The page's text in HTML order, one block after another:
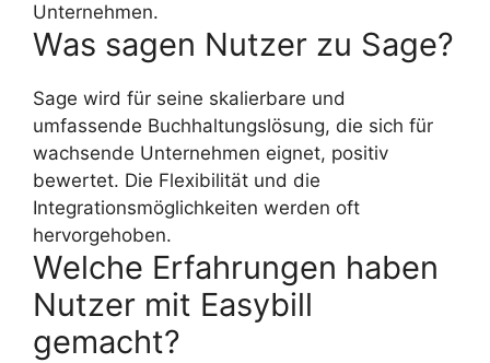
Unternehmen.
Was sagen Nutzer zu Sage?
Sage wird für seine skalierbare und
umfassende Buchhaltungslösung, die sich für
wachsende Unternehmen eignet, positiv
bewertet. Die Flexibilität und die
Integrationsmöglichkeiten werden oft
hervorgehoben.
Welche Erfahrungen haben
Nutzer mit Easybill
gemacht?